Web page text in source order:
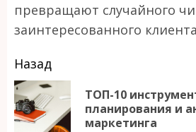
превращают случайного
заинтересованного
Продолжить
чтение
Назад
ТОП-10
планирования и
маркетинга